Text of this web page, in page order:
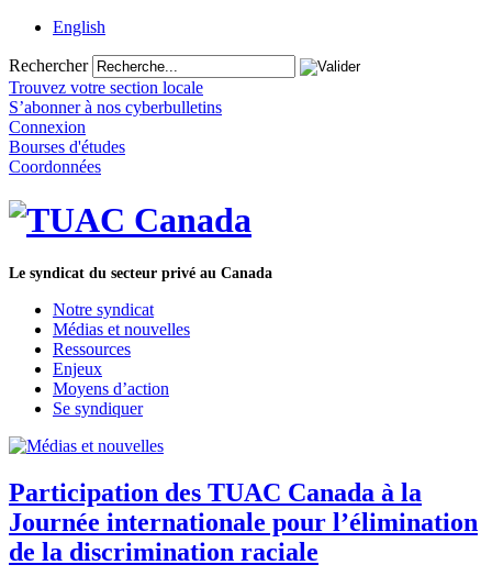
English
Rechercher
Trouvez votre section locale
S’abonner à nos cyberbulletins
Connexion
Bourses d'études
Coordonnées
Le syndicat du secteur privé au Canada
Notre syndicat
Médias et nouvelles
Ressources
Enjeux
Moyens d’action
Se syndiquer
Participation des TUAC Canada à la
Journée internationale pour l’élimination
de la discrimination raciale